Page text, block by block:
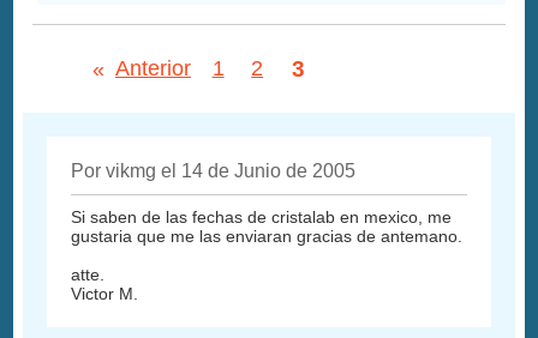
« Anterior 1 2 3
Por vikmg el 14 de Junio de 2005
Si saben de las fechas de cristalab en mexico, me
gustaria que me las enviaran gracias de antemano.
atte.
Victor M.